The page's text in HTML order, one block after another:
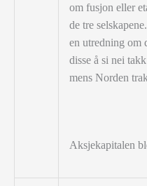
om fusjon eller
de tre
en utredning om
disse å si nei
mens Norden
Aksjekapitalen